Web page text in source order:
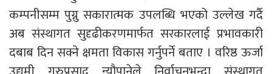
कम्पनीसम्म पुग्नु सकारात्मक उपलब्धि भएको उल्लेख गर्दै
अब संस्थागत सुदृढीकरणमार्फत सरकारलाई प्रभावकारी
दबाब दिन सक्ने क्षमता विकास गर्नुपर्ने बताए । वरिष्ठ ऊर्जा